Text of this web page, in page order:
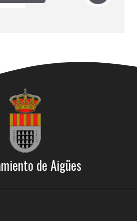
de Aigües